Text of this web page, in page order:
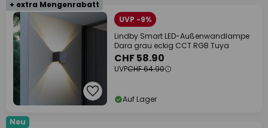
+ extra Mengenrabatt
UVP -9%
Lindby Smart LED-Außenwandlampe
Dara grau eckig CCT RGB Tuya
CHF 58.90
UVPCHF 64.90
Auf Lager
Neu